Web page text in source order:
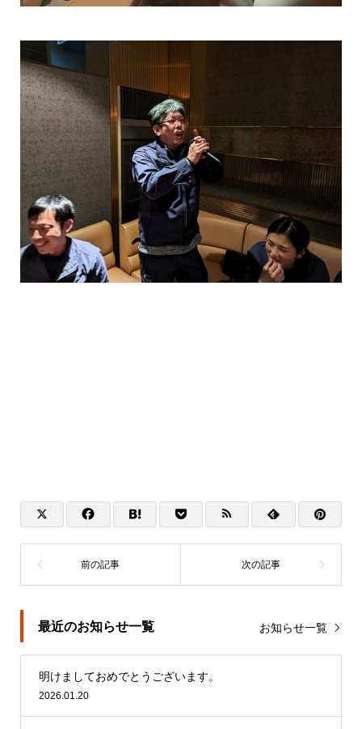
最近のお知らせ一覧 お知らせ一覧
明けましておめでとうございます。
2026.01.20